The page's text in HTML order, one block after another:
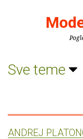
Sve teme
ANDREJ